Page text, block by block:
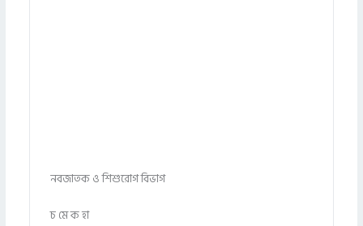
নবজাতক ও শিশুরোগ বিভাগ
চ মে ক হা